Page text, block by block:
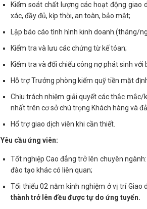
Kiểm soát chất lượng các hoạt động giao
xác, đầy đủ, kịp thời, an toàn, bảo mật;
Lập báo cáo tình hình kinh doanh.(tháng/
Kiểm tra và lưu các chứng từ kế tóan;
Kiểm tra và đối chiếu công nợ phát sinh với
Hỗ trợ Trưởng phòng kiểm quỹ tiền mặt
Chịu trách nhiệm giải quyết các thắc
nhất trên cơ sở chú trọng Khách hàng và
Hổ trợ giao dịch viên khi cần thiết.
Yêu cầu ứng viên:
Tốt nghiệp Cao đẳng trở lên chuyên
đào tạo khác có liên quan;
Tối thiểu 02 năm kinh nghiệm ở vị trí
thành trở lên đều được tự do ứng tuyển.